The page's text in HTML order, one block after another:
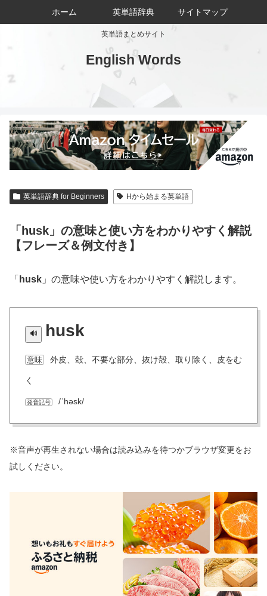
英単語まとめサイト
English Words
ホーム 英単語辞典 サイトマップ
英単語辞典 for Beginners Hから始まる英単語
「husk」の意味と使い方をわかりやすく解説
【フレーズ＆例文付き】
「 husk 」の意味や使い方をわかりやすく解説します。
husk
意味 外皮、殻、不要な部分、抜け殻、取り除く、皮をむ
く
発音記号 /ˈhəsk/
※音声が再生されない場合は読み込みを待つかブラウザ変更をお
試しください。